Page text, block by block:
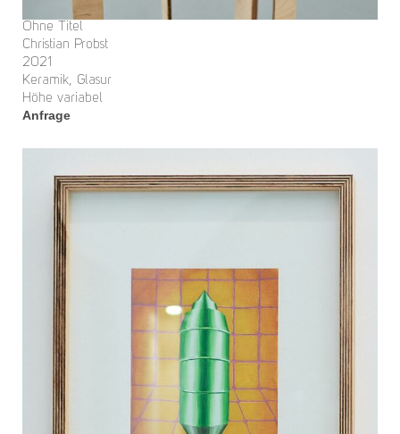
Ohne Titel
Christian Probst
2021
Keramik, Glasur
Höhe variabel
Anfrage